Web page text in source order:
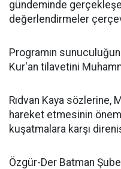
gündeminde
değerlendirmeler
Programın
Kur'an tilavetini
Rıdvan Kaya sözlerine,
hareket etmesinin
kuşatmalara karşı
Özgür-Der Batman